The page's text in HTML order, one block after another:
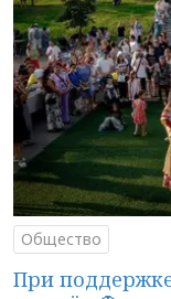
Общество
При